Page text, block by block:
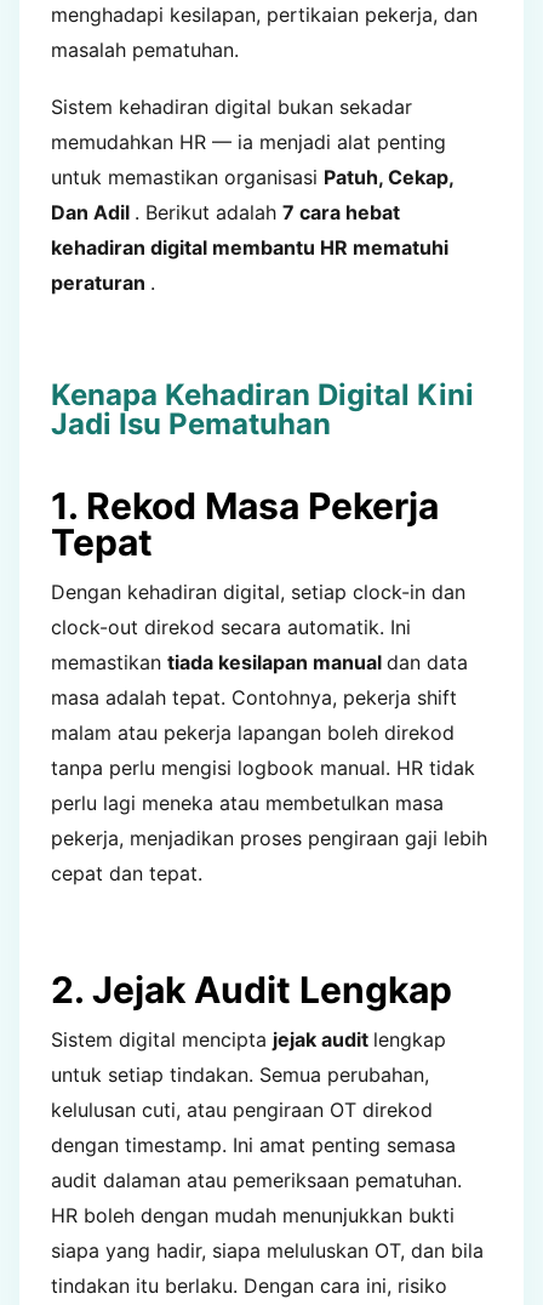
menghadapi kesilapan, pertikaian pekerja, dan
masalah pematuhan.
Sistem kehadiran digital bukan sekadar
memudahkan HR — ia menjadi alat penting
untuk memastikan organisasi Patuh, Cekap,
Dan Adil . Berikut adalah 7 cara hebat
kehadiran digital membantu HR mematuhi
peraturan .
Kenapa Kehadiran Digital Kini
Jadi Isu Pematuhan
1. Rekod Masa Pekerja
Tepat
Dengan kehadiran digital, setiap clock-in dan
clock-out direkod secara automatik. Ini
memastikan tiada kesilapan manual dan data
masa adalah tepat. Contohnya, pekerja shift
malam atau pekerja lapangan boleh direkod
tanpa perlu mengisi logbook manual. HR tidak
perlu lagi meneka atau membetulkan masa
pekerja, menjadikan proses pengiraan gaji lebih
cepat dan tepat.
2. Jejak Audit Lengkap
Sistem digital mencipta jejak audit lengkap
untuk setiap tindakan. Semua perubahan,
kelulusan cuti, atau pengiraan OT direkod
dengan timestamp. Ini amat penting semasa
audit dalaman atau pemeriksaan pematuhan.
HR boleh dengan mudah menunjukkan bukti
siapa yang hadir, siapa meluluskan OT, dan bila
tindakan itu berlaku. Dengan cara ini, risiko